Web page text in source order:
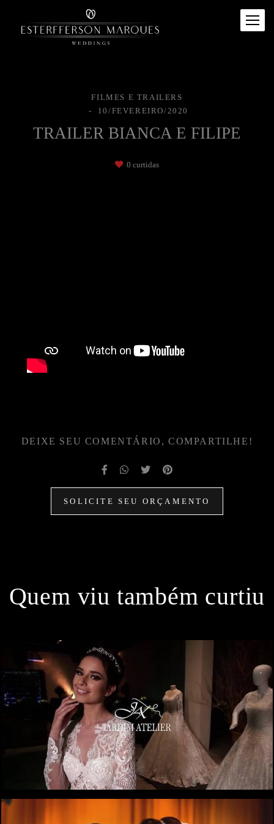
FILMES E TRAILERS
10/FEVEREIRO/2020
TRAILER BIANCA E FILIPE
0 curtidas
DEIXE SEU COMENTÁRIO, COMPARTILHE!
SOLICITE SEU ORÇAMENTO
Quem viu também curtiu
0